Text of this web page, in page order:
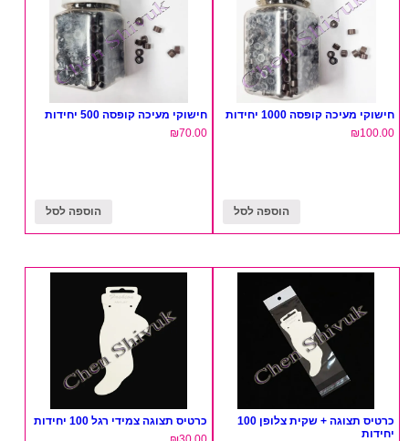
חישוקי מעיכה קופסה 1000 יחידות
₪100.00
הוספה לסל
חישוקי מעיכה קופסה 500 יחידות
₪70.00
הוספה לסל
כרטיס תצוגה + שקית צלופן 100
יחידות
כרטיס תצוגה צמידי רגל 100 יחידות